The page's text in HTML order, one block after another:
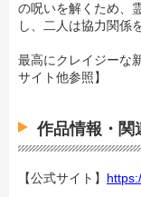
の呪いを解くため、
し、二人は協力関係
最高にクレイジーな
サイト他参照】
作品情報・関
【公式サイト】